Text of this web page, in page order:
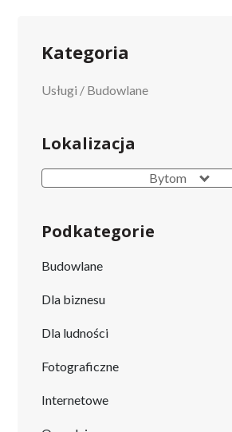
Kategoria
Usługi / Budowlane
Lokalizacja
Bytom
Podkategorie
Budowlane
Dla biznesu
Dla ludności
Fotograficzne
Internetowe